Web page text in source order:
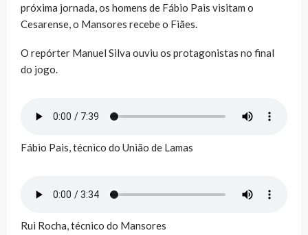
próxima jornada, os homens de Fábio Pais visitam o
Cesarense, o Mansores recebe o Fiães.
O repórter Manuel Silva ouviu os protagonistas no final
do jogo.
Fábio Pais, técnico do União de Lamas
Rui Rocha, técnico do Mansores